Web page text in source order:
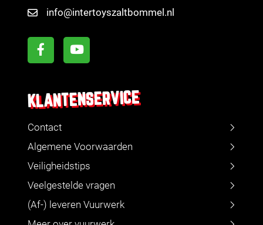
info@intertoyszaltbommel.nl
KLANTENSERVICE
Contact
Algemene Voorwaarden
Veiligheidstips
Veelgestelde vragen
(Af-) leveren Vuurwerk